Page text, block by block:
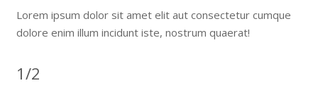
Lorem ipsum dolor sit amet elit aut consectetur cumque
dolore enim illum incidunt iste, nostrum quaerat!
1/2